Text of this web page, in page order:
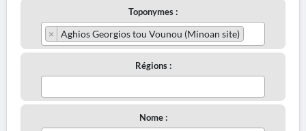
Toponymes :
× Aghios Georgios tou Vounou (Minoan site)
Régions :
Nome :